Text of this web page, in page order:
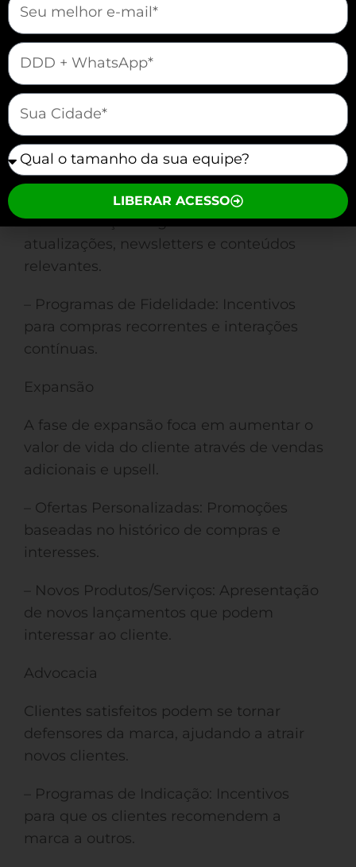
– Suporte Inicial: Sessões de suporte para
resolver qualquer dificuldade inicial.
Engajamento
Manter o cliente engajado é fundamental
para a retenção a longo prazo.
– Comunicação Regular: Envio de
atualizações, newsletters e conteúdos
relevantes.
– Programas de Fidelidade: Incentivos
para compras recorrentes e interações
contínuas.
Expansão
A fase de expansão foca em aumentar o
valor de vida do cliente através de vendas
adicionais e upsell.
– Ofertas Personalizadas: Promoções
baseadas no histórico de compras e
interesses.
– Novos Produtos/Serviços: Apresentação
de novos lançamentos que podem
interessar ao cliente.
Advocacia
Clientes satisfeitos podem se tornar
defensores da marca, ajudando a atrair
novos clientes.
– Programas de Indicação: Incentivos
para que os clientes recomendem a
marca a outros.
mauticform[telefone]
mauticform[cidade]
mauticform[equipe]
LIBERAR ACESSO